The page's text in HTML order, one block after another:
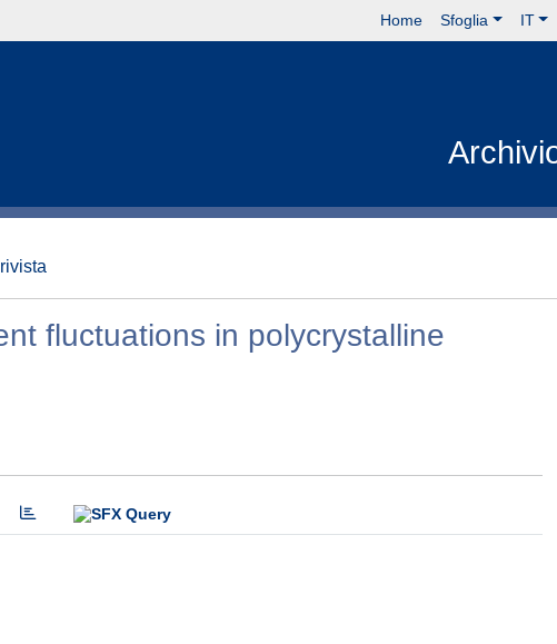
Home Sfoglia IT
fluctuations in polycrystalline